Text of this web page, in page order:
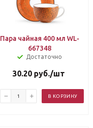
Пара чайная 400 мл WL-
667348
Достаточно
30.20 руб./шт
В КОРЗИНУ